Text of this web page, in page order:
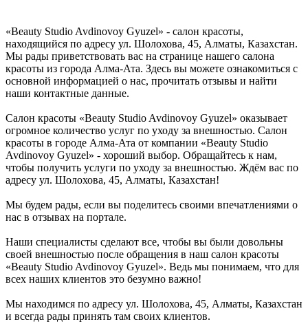
«Beauty Studio Avdinovoy Gyuzel» - салон красоты,
находящийся по адресу ул. Шолохова, 45, Алматы, Казахстан.
Мы рады приветствовать вас на странице нашего салона
красоты из города Алма-Ата. Здесь вы можете ознакомиться с
основной информацией о нас, прочитать отзывы и найти
наши контактные данные.
Салон красоты «Beauty Studio Avdinovoy Gyuzel» оказывает
огромное количество услуг по уходу за внешностью. Салон
красоты в городе Алма-Ата от компании «Beauty Studio
Avdinovoy Gyuzel» - хороший выбор. Обращайтесь к нам,
чтобы получить услуги по уходу за внешностью. Ждём вас по
адресу ул. Шолохова, 45, Алматы, Казахстан!
Мы будем рады, если вы поделитесь своими впечатлениями о
нас в отзывах на портале.
Наши специалисты сделают все, чтобы вы были довольны
своей внешностью после обращения в наш салон красоты
«Beauty Studio Avdinovoy Gyuzel». Ведь мы понимаем, что для
всех наших клиентов это безумно важно!
Мы находимся по адресу ул. Шолохова, 45, Алматы, Казахстан
и всегда рады принять там своих клиентов.